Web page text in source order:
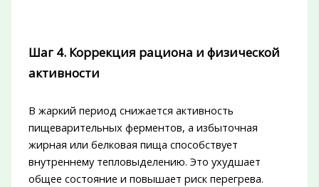
Шаг 4. Коррекция рациона и физической
активности
В жаркий период снижается активность
пищеварительных ферментов, а избыточная
жирная или белковая пища способствует
внутреннему тепловыделению. Это ухудшает
общее состояние и повышает риск перегрева.